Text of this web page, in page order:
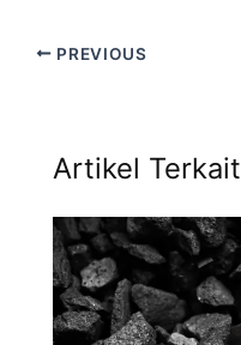
PREVIOUS
Artikel Terkait